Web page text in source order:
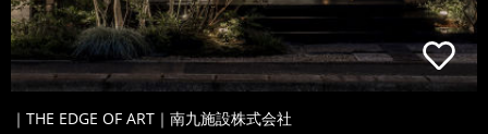
｜THE EDGE OF ART｜南九施設株式会社